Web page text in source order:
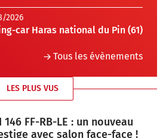
2026
car Haras national du Pin (61)
Tous les évènements
LES PLUS VUS
FF-RB-LE : un nouveau
avec salon face-face !